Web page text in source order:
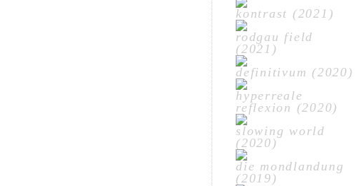
kontrast (2021)
rodgau field
(2021)
definitivum (2020)
hyperreale
reflexion (2020)
slowing world
(2020)
die mondlandung
(2019)